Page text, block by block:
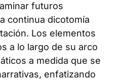
futuros
continua dicotomía
Los elementos
a lo largo de su arco
a medida que se
enfatizando